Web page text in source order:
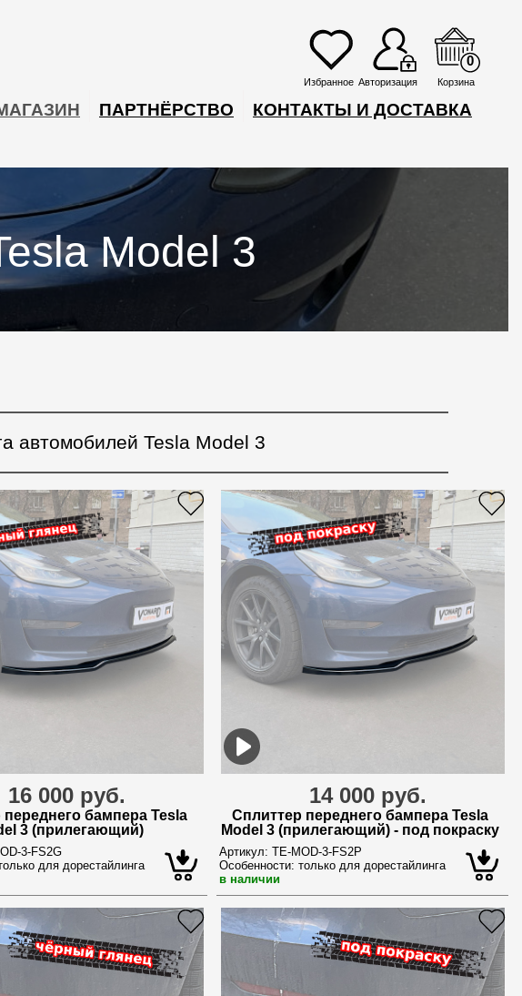
Избранное Авторизация Корзина
0
ПАРТНЁРСТВО КОНТАКТЫ И ДОСТАВКА
Model 3
автомобилей Tesla Model 3
16 000 руб.
бампера Tesla
3 (прилегающий)
3-FS2G
для дорестайлинга
14 000 руб.
Сплиттер переднего бампера Tesla
Model 3 (прилегающий) - под покраску
Артикул: TE-MOD-3-FS2P
Особенности: только для дорестайлинга
в наличии